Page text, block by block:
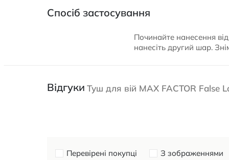
Спосіб застосування
Починайте нанесення
нанесіть другий шар.
Відгуки Туш для вій MAX FACTOR False
Перевірені покупці З зображеннями